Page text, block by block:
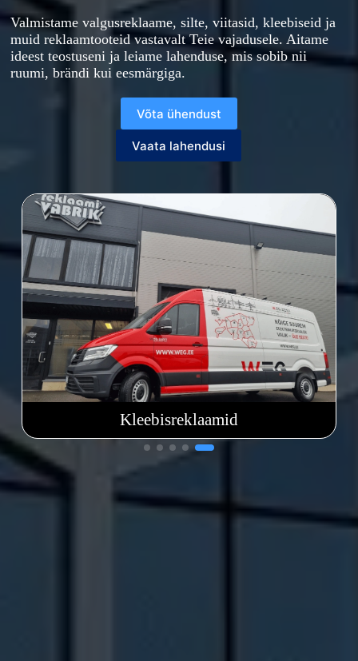
Valmistame valgusreklaame, silte, viitasid, kleebiseid ja
muid reklaamtooteid vastavalt Teie vajadusele. Aitame
ideest teostuseni ja leiame lahenduse, mis sobib nii
ruumi, brändi kui eesmärgiga.
Võta ühendust
Vaata lahendusi
Kleebisreklaamid